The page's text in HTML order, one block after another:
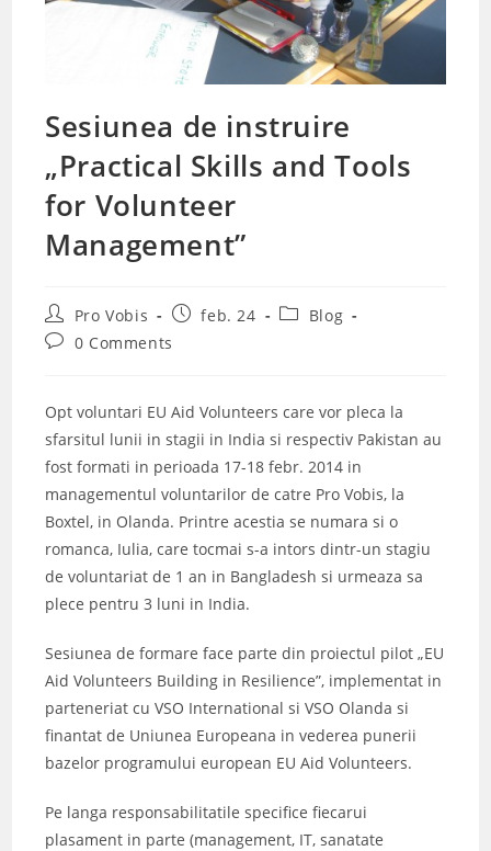
Sesiunea de instruire
„Practical Skills and Tools
for Volunteer
Management”
Post
author:
Pro Vobis
Postfeb. 24
PostBlog
Post0 Comments
Opt voluntari EU Aid Volunteers care vor pleca la
sfarsitul lunii in stagii in India si respectiv Pakistan au
fost formati in perioada 17-18 febr. 2014 in
managementul voluntarilor de catre Pro Vobis, la
Boxtel, in Olanda. Printre acestia se numara si o
romanca, Iulia, care tocmai s-a intors dintr-un stagiu
de voluntariat de 1 an in Bangladesh si urmeaza sa
plece pentru 3 luni in India.
Sesiunea de formare face parte din proiectul pilot „EU
Aid Volunteers Building in Resilience”, implementat in
parteneriat cu VSO International si VSO Olanda si
finantat de Uniunea Europeana in vederea punerii
bazelor programului european EU Aid Volunteers.
Pe langa responsabilitatile specifice fiecarui
plasament in parte (management, IT, sanatate